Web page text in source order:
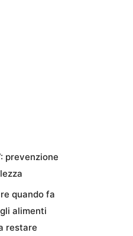
prevenzione
quando fa
alimenti
restare